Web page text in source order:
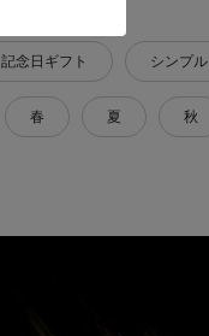
記念日ギフト シンプ
春 夏 秋